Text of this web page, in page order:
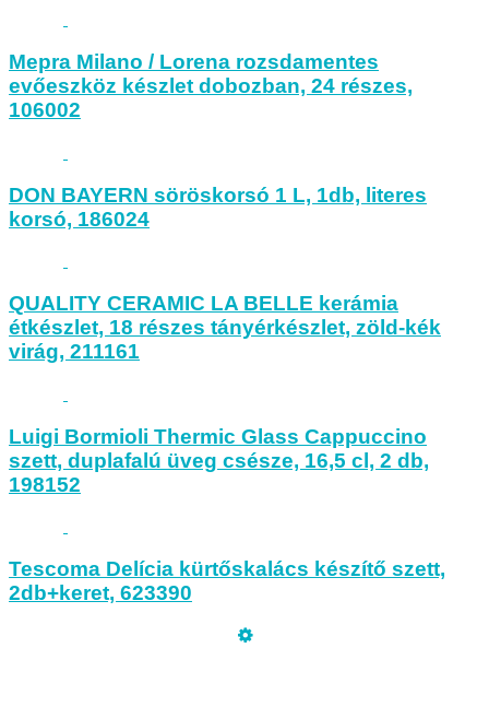
Mepra Milano / Lorena rozsdamentes
evőeszköz készlet dobozban, 24 részes,
106002
DON BAYERN söröskorsó 1 L, 1db, literes
korsó, 186024
QUALITY CERAMIC LA BELLE kerámia
étkészlet, 18 részes tányérkészlet, zöld-kék
virág, 211161
Luigi Bormioli Thermic Glass Cappuccino
szett, duplafalú üveg csésze, 16,5 cl, 2 db,
198152
Tescoma Delícia kürtőskalács készítő szett,
2db+keret, 623390